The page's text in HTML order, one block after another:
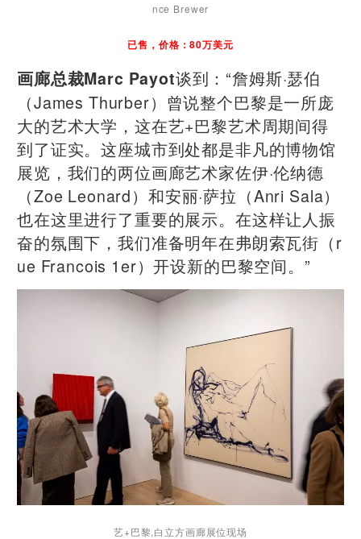
nce Brewer
已售，价格：80万美元
画廊总裁Marc Payot谈到：“詹姆斯·瑟伯
（James Thurber）曾说整个巴黎是一所庞
大的艺术大学，这在艺+巴黎艺术周期间得
到了证实。这座城市到处都是非凡的博物馆
展览，我们的两位画廊艺术家佐伊·伦纳德
（Zoe Leonard）和安丽·萨拉（Anri Sala）
也在这里进行了重要的展示。在这样让人振
奋的氛围下，我们准备明年在弗朗索瓦街（r
ue Francois 1er）开设新的巴黎空间。”
艺+巴黎,白立方画廊展位现场